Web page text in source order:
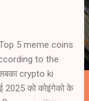
5 meme coins
to the
crypto ki
2025 को कोइंगेको के